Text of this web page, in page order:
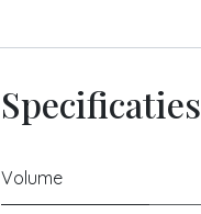
Specificaties
Volume